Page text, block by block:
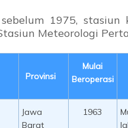
1975,
Meteorologi
Provinsi
Mulai
Beroperasi
Jawa
Barat
1963